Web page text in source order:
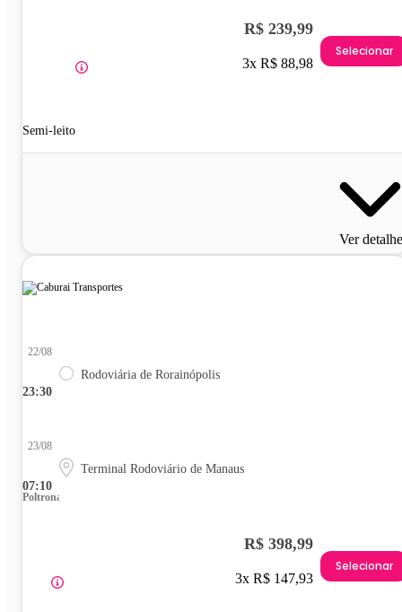
Semi-leito
R$ 239,99
3x R$ 88,98
Selecionar
Ver
23:30
22/08
Rodoviária de Rorainópolis
07:10
23/08
Terminal Rodoviário de Manaus
Poltrona
R$ 398,99
3x R$ 147,93
Selecionar